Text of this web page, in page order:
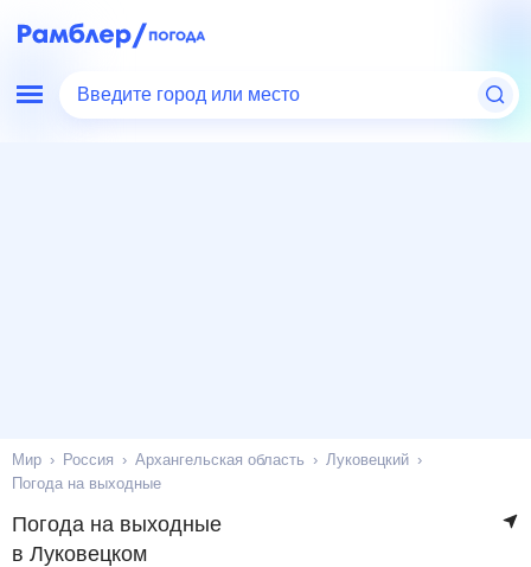
Введите город или место
Мир Россия Архангельская область
Луковецкий
Погода на выходные
Погода на выходные
в Луковецком